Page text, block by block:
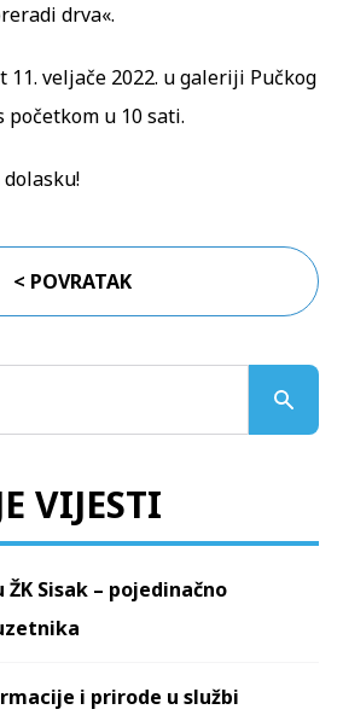
drva«.
11. veljače 2022. u galeriji Pučkog
u 10 sati.
dolasku!
< POVRATAK
VIJESTI
ŽK Sisak – pojedinačno
i prirode u službi